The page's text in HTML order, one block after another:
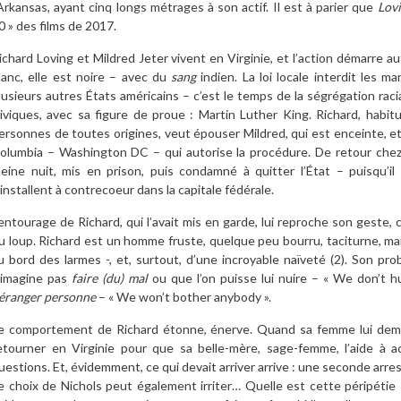
ayant cinq longs métrages à son actif. Il est à parier que
» des films de 2017.
Loving et Mildred Jeter vivent en Virginie, et l’action démarre
elle est noire – avec du sangindien. La loi locale interdit les
autres États américains – c’est le temps de la ségrégation
avec sa figure de proue : Martin Luther King. Richard,
de toutes origines, veut épouser Mildred, qui est enceinte,
– Washington DC – qui autorise la procédure. De retour
nuit, mis en prison, puis condamné à quitter l’État – puisqu’il
à contrecoeur dans la capitale fédérale.
de Richard, qui l’avait mis en garde, lui reproche son
loup. Richard est un homme fruste, quelque peu bourru, taciturne,
bord des larmes -, et, surtout, d’une incroyable naïveté (2). Son
pas faire (du) malou que l’on puisse lui nuire – « We don’t
personne– « We won’t bother anybody ».
comportement de Richard étonne, énerve. Quand sa femme lui
en Virginie pour que sa belle-mère, sage-femme, l’aide à
Et, évidemment, ce qui devait arriver arrive : une seconde
choix de Nichols peut également irriter… Quelle est cette péripétie